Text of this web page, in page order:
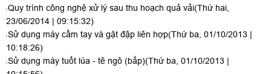
Quy trình công nghệ xử lý sau thu hoạch quả vải(Thứ hai,
23/06/2014 | 09:15:32)
Sử dụng máy cầm tay và gặt đập liên hợp(Thứ ba, 01/10/2013 |
10:18:26)
Sử dụng máy tuốt lúa - tẽ ngô (bắp)(Thứ ba, 01/10/2013 |